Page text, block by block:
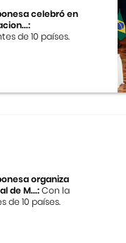
celebró en
de 10 países.
organiza
de M...:Con la
de 10 países.